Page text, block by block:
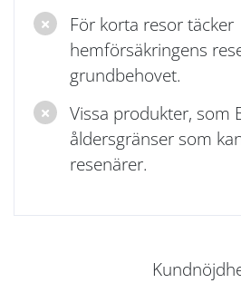
För korta resor täcker
hemförsäkringens
grundbehovet.
Vissa produkter, som
åldersgränser som
resenärer.